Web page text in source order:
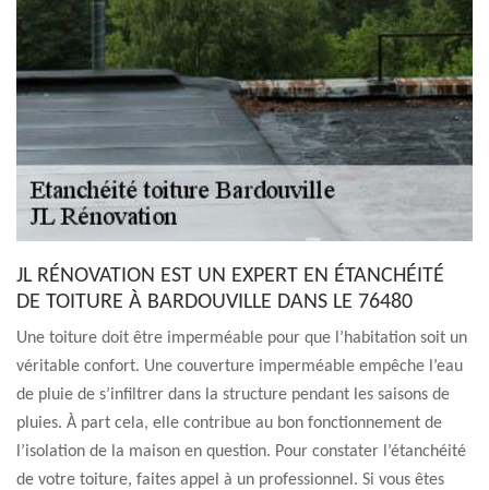
JL RÉNOVATION EST UN EXPERT EN ÉTANCHÉITÉ
DE TOITURE À BARDOUVILLE DANS LE 76480
Une toiture doit être imperméable pour que l’habitation soit un
véritable confort. Une couverture imperméable empêche l’eau
de pluie de s’infiltrer dans la structure pendant les saisons de
pluies. À part cela, elle contribue au bon fonctionnement de
l’isolation de la maison en question. Pour constater l’étanchéité
de votre toiture, faites appel à un professionnel. Si vous êtes